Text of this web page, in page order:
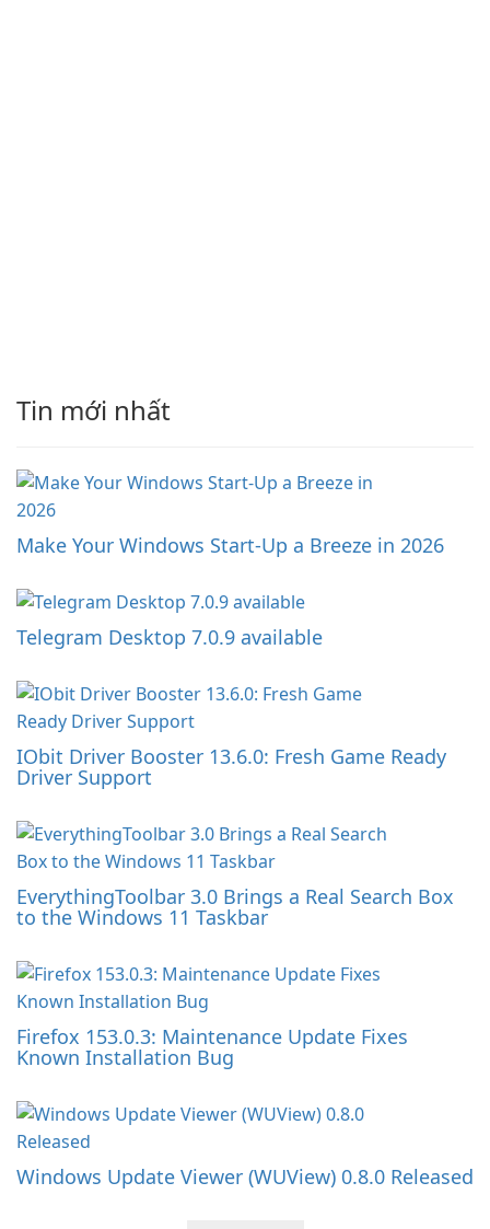
Tin mới nhất
Make Your Windows Start-Up a Breeze in 2026
Telegram Desktop 7.0.9 available
IObit Driver Booster 13.6.0: Fresh Game Ready
Driver Support
EverythingToolbar 3.0 Brings a Real Search Box
to the Windows 11 Taskbar
Firefox 153.0.3: Maintenance Update Fixes
Known Installation Bug
Windows Update Viewer (WUView) 0.8.0 Released